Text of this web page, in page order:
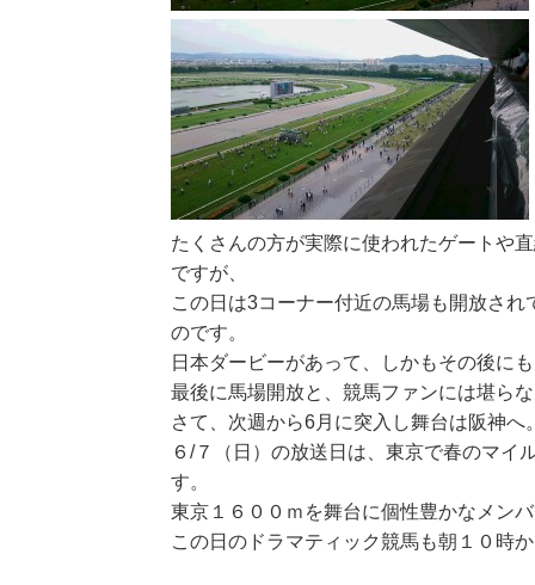
たくさんの方が実際に使われたゲートや
ですが、
この日は3コーナー付近の馬場も開放され
のです。
日本ダービーがあって、しかもその後に
最後に馬場開放と、競馬ファンには堪ら
さて、次週から6月に突入し舞台は阪神へ
６/７（日）の放送日は、東京で春のマイ
す。
東京１６００ｍを舞台に個性豊かなメン
この日のドラマティック競馬も朝１０時